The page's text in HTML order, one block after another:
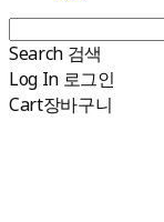
Search 검색
Log In 로그인
Cart장바구니